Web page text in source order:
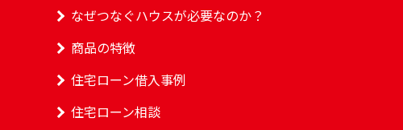
なぜつなぐハウスが必要なのか？
商品の特徴
住宅ローン借入事例
住宅ローン相談